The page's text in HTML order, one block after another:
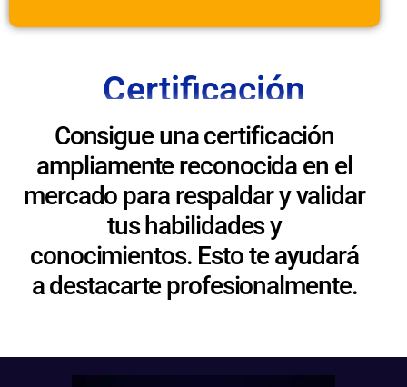
Certificación
Consigue una certificación
ampliamente reconocida en el
mercado para respaldar y validar
tus habilidades y
conocimientos. Esto te ayudará
a destacarte profesionalmente.